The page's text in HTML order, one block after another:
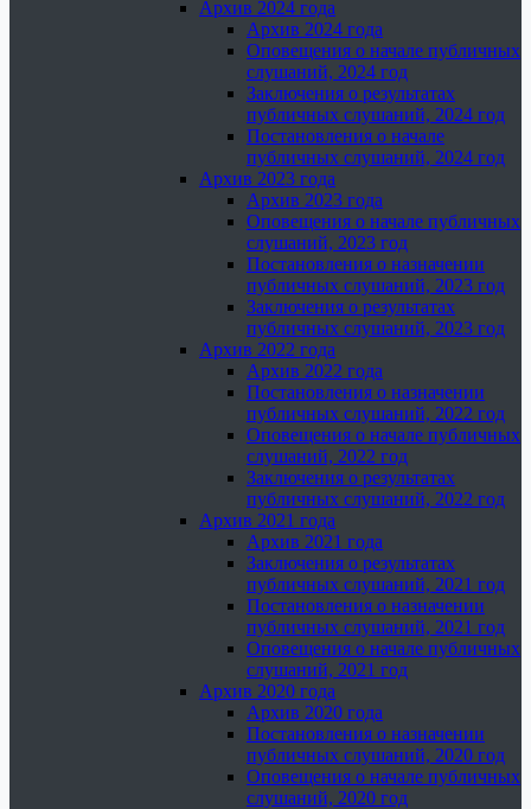
Архив 2024 года
Архив 2024 года
Оповещения о начале публичных
слушаний, 2024 год
Заключения о результатах
публичных слушаний, 2024 год
Постановления о начале
публичных слушаний, 2024 год
Архив 2023 года
Архив 2023 года
Оповещения о начале публичных
слушаний, 2023 год
Постановления о назначении
публичных слушаний, 2023 год
Заключения о результатах
публичных слушаний, 2023 год
Архив 2022 года
Архив 2022 года
Постановления о назначении
публичных слушаний, 2022 год
Оповещения о начале публичных
слушаний, 2022 год
Заключения о результатах
публичных слушаний, 2022 год
Архив 2021 года
Архив 2021 года
Заключения о результатах
публичных слушаний, 2021 год
Постановления о назначении
публичных слушаний, 2021 год
Оповещения о начале публичных
слушаний, 2021 год
Архив 2020 года
Архив 2020 года
Постановления о назначении
публичных слушаний, 2020 год
Оповещения о начале публичных
слушаний, 2020 год